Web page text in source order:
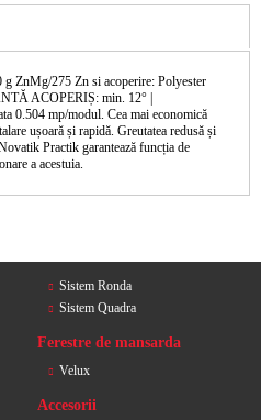
g ZnMg/275 Zn si acoperire: Polyester
ACOPERIȘ: min. 12° |
0.504 mp/modul. Cea mai economică
ușoară și rapidă. Greutatea redusă și
Practik garantează funcția de
a acestuia.
Sistem Ronda
Sistem Quadra
Ferestre de mansarda
Velux
Accesorii